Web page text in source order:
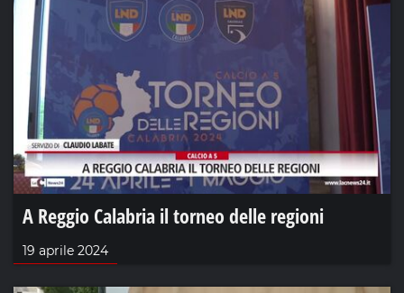
A Reggio Calabria il torneo delle regioni
19 aprile 2024